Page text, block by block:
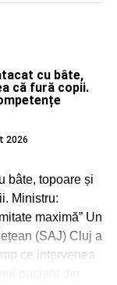
cu bâte,
că fură copii.
2026
bâte, topoare și
Ministru:
maximă” Un
(SAJ) Cluj a
ce intervenea